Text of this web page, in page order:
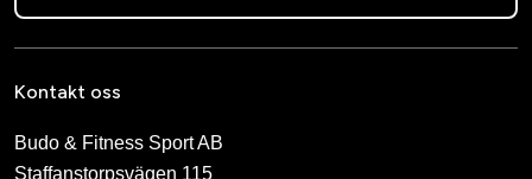
Kontakt oss
Budo & Fitness Sport AB
Staffanstorpsvägen 115